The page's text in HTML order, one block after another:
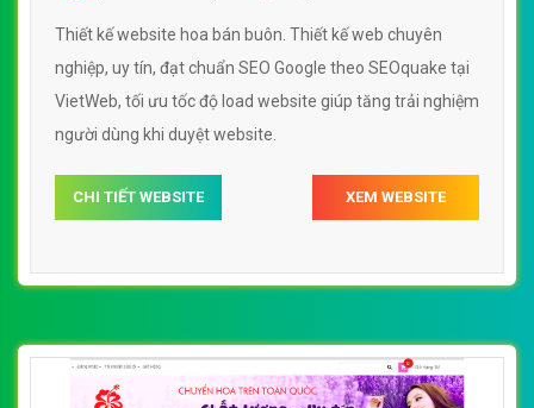
Thiết kế website hoa bán buôn. Thiết kế web chuyên
nghiệp, uy tín, đạt chuẩn SEO Google theo SEOquake tại
VietWeb, tối ưu tốc độ load website giúp tăng trải nghiệm
người dùng khi duyệt website.
CHI TIẾT WEBSITE XEM WEBSITE